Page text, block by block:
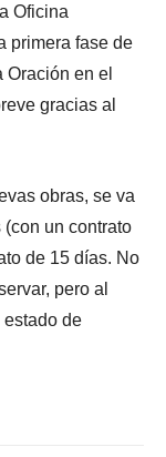
Oficina
primera fase de
Oración en el
gracias al
obras, se va
un contrato
de 15 días. No
pero al
de